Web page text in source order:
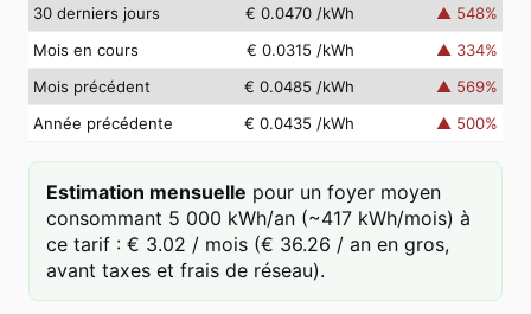
30 derniers jours
€ 0.0470 /kWh ▲ 548%
Mois en cours
€ 0.0315 /kWh ▲ 334%
Mois précédent
€ 0.0485 /kWh ▲ 569%
Année précédente
€ 0.0435 /kWh ▲ 500%
Estimation mensuelle pour un foyer moyen
consommant 5 000 kWh/an (~417 kWh/mois) à
ce tarif : € 3.02 / mois (€ 36.26 / an en gros,
avant taxes et frais de réseau).